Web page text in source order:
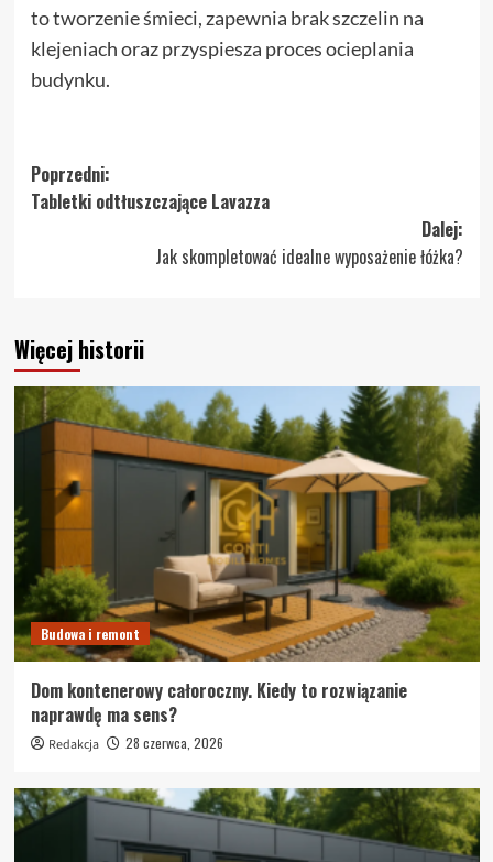
to tworzenie śmieci, zapewnia brak szczelin na
klejeniach oraz przyspiesza proces ocieplania
budynku.
Zobacz
wpisy
Poprzedni:
Tabletki odtłuszczające Lavazza
Dalej:
Jak skompletować idealne wyposażenie łóżka?
Więcej historii
Budowa i remont
Dom kontenerowy całoroczny. Kiedy to rozwiązanie
naprawdę ma sens?
Redakcja 28 czerwca, 2026